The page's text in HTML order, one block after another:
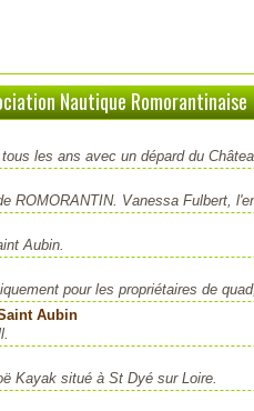
Nautique Romorantinaise
les ans avec un dépard du
ROMORANTIN. Vanessa Fulbert,
Aubin.
pour les propriétaires de
Aubin
Kayak situé à St Dyé sur Loire.